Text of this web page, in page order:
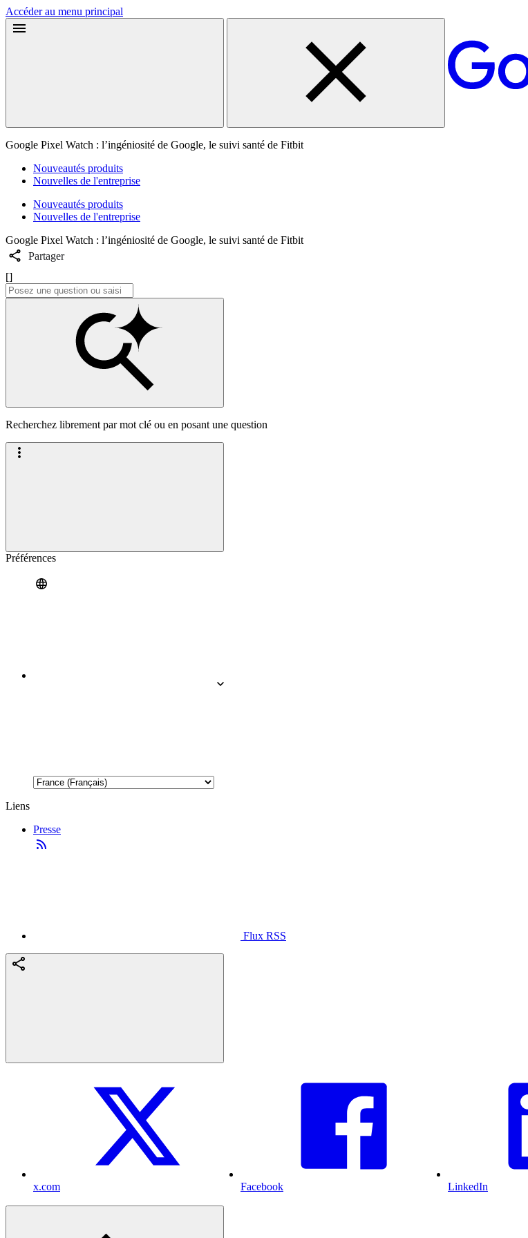
Accéder au menu principal
Google Pixel Watch : l’ingéniosité de Google, le suivi santé de Fitbit
Nouveautés produits
Nouvelles de l'entreprise
Nouveautés produits
Nouvelles de l'entreprise
Google Pixel Watch : l’ingéniosité de Google, le suivi santé de Fitbit
Partager
[]
Recherchez librement par mot clé ou en posant une question
Préférences
Liens
Presse
Flux RSS
x.com Facebook LinkedIn